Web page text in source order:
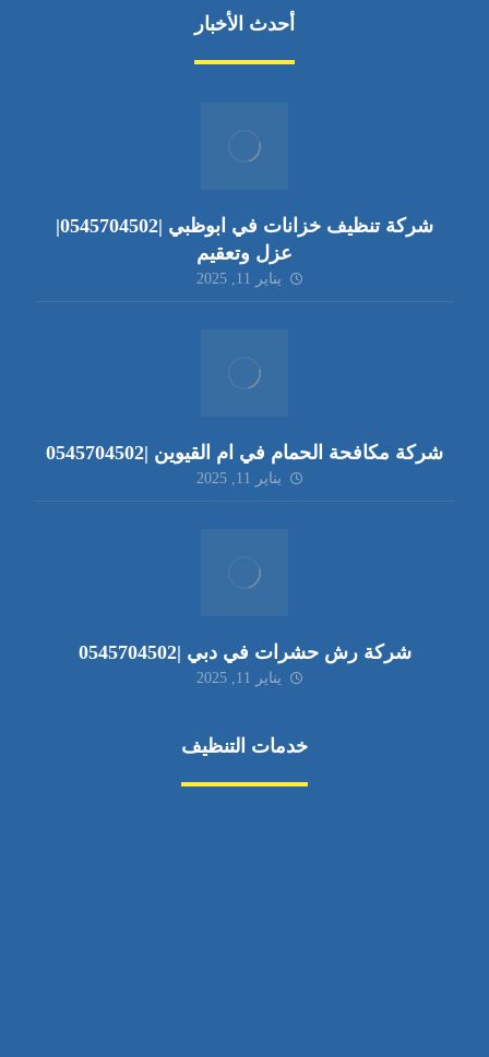
أحدث الأخبار
شركة تنظيف خزانات في ابوظبي |0545704502|
عزل وتعقيم
يناير 11, 2025
شركة مكافحة الحمام في ام القيوين |0545704502
يناير 11, 2025
شركة رش حشرات في دبي |0545704502
يناير 11, 2025
خدمات التنظيف